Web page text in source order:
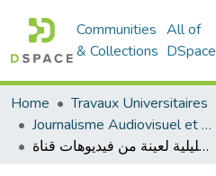
Communities
& Collections
All of
DSpace
Home Travaux Universitaires
Journalisme Audiovisuel et Numérique
دور صناعة المحتوى الأجانب في الترويج للسياحة الصحراوية الجزائرية : دراسة تحليلية لعينة من فيديوهات قناة Ben N'co على اليوتيوب